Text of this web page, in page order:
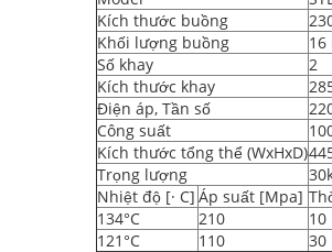
Kích thước buồng
Khối lượng buồng
16
Số khay
2
Kích thước khay
Điện áp, Tần số
Công suất
Kích thước tổng thể (WxHxD)
Trọng lượng
Nhiệt độ [· C] Áp suất [Mpa]
134°C
210
10
121°C
110 30